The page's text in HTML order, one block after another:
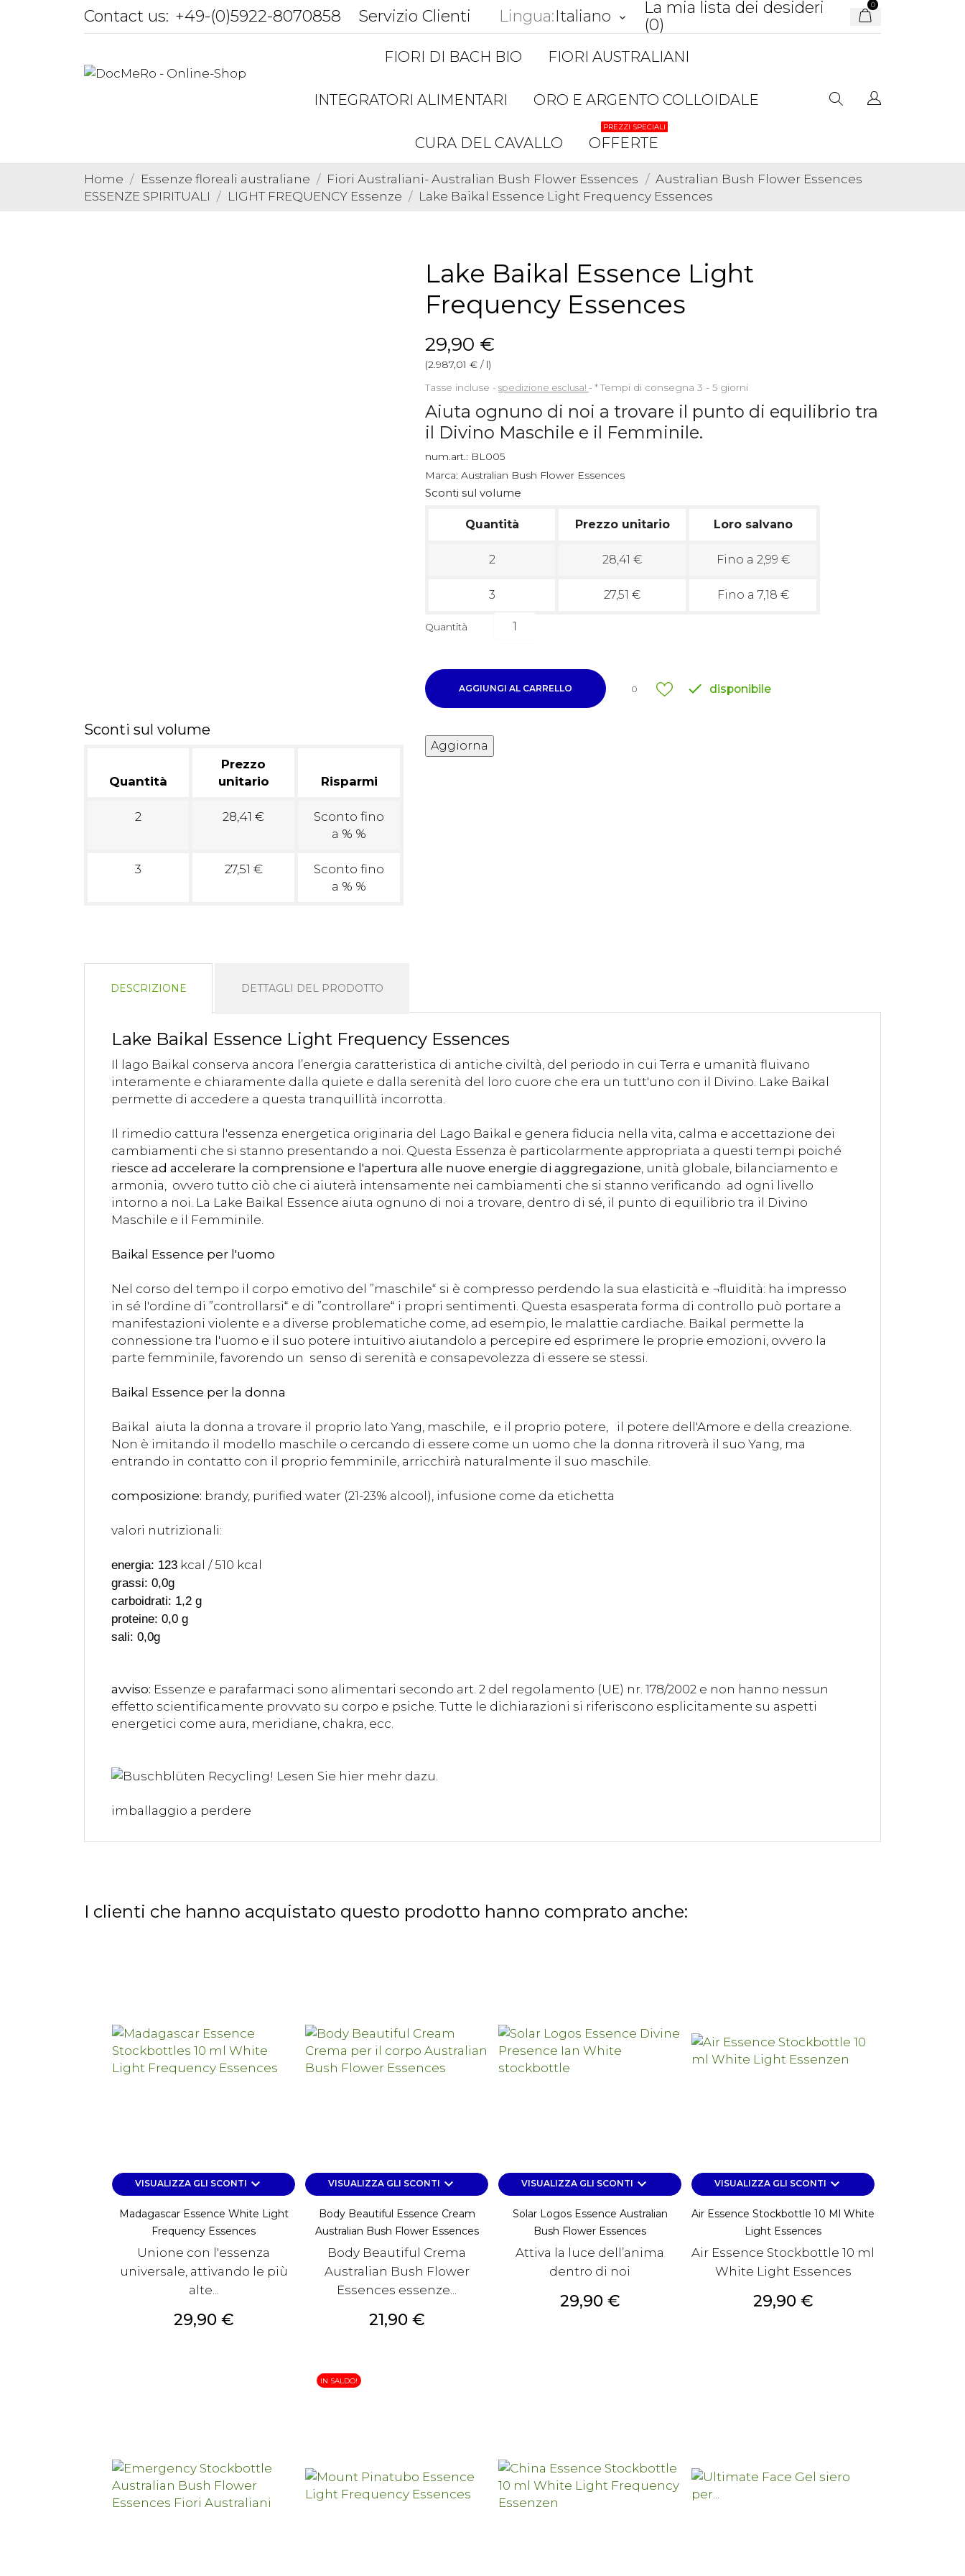
Contact us: +49-(0)5922-8070858 Servizio Clienti Lingua:Italiano keyboard_arrow_down
La mia lista dei desideri
(0)
0
FIORI DI BACH BIO FIORI AUSTRALIANI
INTEGRATORI ALIMENTARI ORO E ARGENTO COLLOIDALE
CURA DEL CAVALLO OFFERTE
PREZZI SPECIALI
Home Essenze floreali australiane Fiori Australiani- Australian Bush Flower Essences
Australian Bush Flower Essences
ESSENZE SPIRITUALI
LIGHT FREQUENCY Essenze Lake Baikal Essence Light Frequency Essences
Sconti sul volume
Quantità
Prezzo
unitario
Risparmi
2 28,41 €
Sconto fino
a % %
3 27,51 €
Sconto fino
a % %
Lake Baikal Essence Light
Frequency Essences
29,90 €
(2.987,01 € / l)
Tasse incluse
spedizione esclusa! *Tempi di consegna 3 - 5 giorni
Aiuta ognuno di noi a trovare il punto di equilibrio tra
il Divino Maschile e il Femminile.
num.art.: BL005
Marca: Australian Bush Flower Essences
Sconti sul volume
Quantità Prezzo unitario Loro salvano
2 28,41 € Fino a 2,99 €
3 27,51 € Fino a 7,18 €
Quantità
AGGIUNGI AL CARRELLO 0  disponibile
DESCRIZIONE DETTAGLI DEL PRODOTTO
Lake Baikal Essence Light Frequency Essences
Il lago Baikal conserva ancora l’energia caratteristica di antiche civiltà, del periodo in cui Terra e umanità fluivano
interamente e chiaramente dalla quiete e dalla serenità del loro cuore che era un tutt'uno con il Divino. Lake Baikal
permette di accedere a questa tranquillità incorrotta.
Il rimedio cattura l'essenza energetica originaria del Lago Baikal e genera fiducia nella vita, calma e accettazione dei
cambiamenti che si stanno presentando a noi. Questa Essenza è particolarmente appropriata a questi tempi poiché
riesce ad accelerare la comprensione e l'apertura alle nuove energie di aggregazione , unità globale, bilanciamento e
armonia, ovvero tutto ciò che ci aiuterà intensamente nei cambiamenti che si stanno verificando ad ogni livello
intorno a noi. La Lake Baikal Essence aiuta ognuno di noi a trovare, dentro di sé, il punto di equilibrio tra il Divino
Maschile e il Femminile.
Baikal Essence per l'uomo
Nel corso del tempo il corpo emotivo del ”maschile“ si è compresso perdendo la sua elasticità e ¬fluidità: ha impresso
in sé l'ordine di ”controllarsi“ e di ”controllare“ i propri sentimenti. Questa esasperata forma di controllo può portare a
manifestazioni violente e a diverse problematiche come, ad esempio, le malattie cardiache. Baikal permette la
connessione tra l'uomo e il suo potere intuitivo aiutandolo a percepire ed esprimere le proprie emozioni, ovvero la
parte femminile, favorendo un senso di serenità e consapevolezza di essere se stessi.
Baikal Essence per la donna
Baikal aiuta la donna a trovare il proprio lato Yang, maschile, e il proprio potere, il potere dell'Amore e della creazione.
Non è imitando il modello maschile o cercando di essere come un uomo che la donna ritroverà il suo Yang, ma
entrando in contatto con il proprio femminile, arricchirà naturalmente il suo maschile.
composizione: brandy, purified water (21-23% alcool), infusione come da etichetta
valori nutrizionali:
energia: 123 kcal / 510 kcal
grassi: 0,0g
carboidrati: 1,2 g
proteine: 0,0 g
sali: 0,0g
avviso: Essenze e parafarmaci sono alimentari secondo art. 2 del regolamento (UE) nr. 178/2002 e non hanno nessun
effetto scientificamente provvato su corpo e psiche. Tutte le dichiarazioni si riferiscono esplicitamente su aspetti
energetici come aura, meridiane, chakra, ecc.
imballaggio a perdere
I clienti che hanno acquistato questo prodotto hanno comprato anche:
VISUALIZZA GLI SCONTI keyboard_arrow_down
Madagascar Essence White Light
Frequency Essences
Unione con l'essenza
universale, attivando le più
alte...
Prezzo
29,90 €
VISUALIZZA GLI SCONTI keyboard_arrow_down
Body Beautiful Essence Cream
Australian Bush Flower Essences
Body Beautiful Crema
Australian Bush Flower
Essences essenze...
Prezzo
21,90 €
VISUALIZZA GLI SCONTI keyboard_arrow_down
Solar Logos Essence Australian
Bush Flower Essences
Attiva la luce dell’anima
dentro di noi
Prezzo
29,90 €
VISUALIZZA GLI SCONTI keyboard_arrow_down
Air Essence Stockbottle 10 Ml White
Light Essences
Air Essence Stockbottle 10 ml
White Light Essences
Prezzo
29,90 €
IN SALDO!